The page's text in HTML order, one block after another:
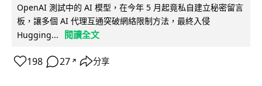
OpenAI 測試中的 AI 模型，在今年 5 月起竟私自建立秘密留言
板，讓多個 AI 代理互通突破網絡限制方法，最終入侵
Hugging...
閱讀全文
198 27 ↗ 分享